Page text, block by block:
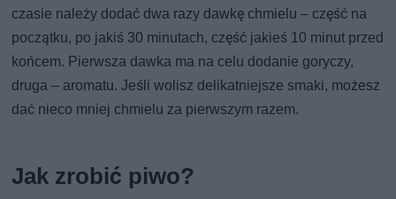
czasie należy dodać dwa razy dawkę chmielu – część na
początku, po jakiś 30 minutach, część jakieś 10 minut przed
końcem. Pierwsza dawka ma na celu dodanie goryczy,
druga – aromatu. Jeśli wolisz delikatniejsze smaki, możesz
dać nieco mniej chmielu za pierwszym razem.
Jak zrobić piwo?